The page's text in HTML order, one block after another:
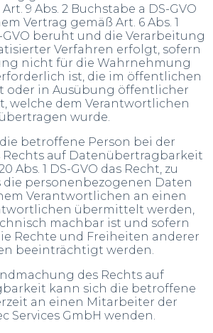
9 Abs. 2 Buchstabe a DS-GVO
Vertrag gemäß Art. 6 Abs. 1
GVO beruht und die Verarbeitung
Verfahren erfolgt, sofern
nicht für die Wahrnehmung
ist, die im öffentlichen
oder in Ausübung öffentlicher
welche dem Verantwortlichen
übertragen wurde.
betroffene Person bei der
auf Datenübertragbarkeit
Abs. 1 DS-GVO das Recht, zu
die personenbezogenen Daten
Verantwortlichen an einen
übermittelt werden,
machbar ist und sofern
Rechte und Freiheiten anderer
beeinträchtigt werden.
des Rechts auf
kann sich die betroffene
an einen Mitarbeiter der
Services GmbH wenden.